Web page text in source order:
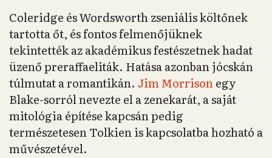
Coleridge és Wordsworth zseniális költőnek
tartotta őt, és fontos felmenőjüknek
tekintették az akadémikus festészetnek hadat
üzenő preraffaeliták. Hatása azonban jócskán
túlmutat a romantikán. Jim Morrisonegy
Blake-sorról nevezte el a zenekarát, a saját
mitológia építése kapcsán pedig
természetesen Tolkien is kapcsolatba hozható a
művészetével.